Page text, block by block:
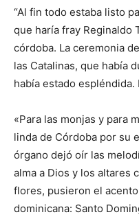
“Al fin todo estaba listo
que haría fray Reginaldo
córdoba. La ceremonia
las Catalinas, que había
había estado espléndida.
«Para las monjas y para
linda de Córdoba por su
órgano dejó oír las
alma a Dios y los altares
flores, pusieron el
dominicana: Santo